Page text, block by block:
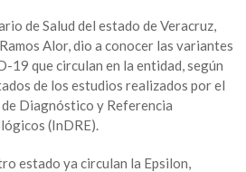
de Salud del estado de Veracruz,
Alor, dio a conocer las variantes
19 que circulan en la entidad, según
de los estudios realizados por el
Diagnóstico y Referencia
(InDRE).
estado ya circulan la Epsilon,